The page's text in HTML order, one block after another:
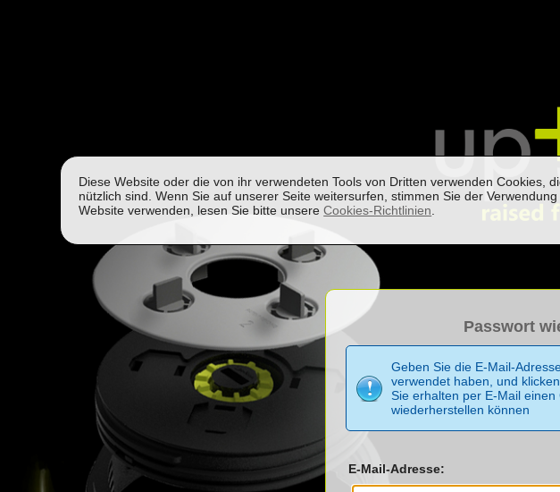
Passwort
Geben Sie die E-Mail-
verwendet haben, und
Sie erhalten per E-Mail
wiederherstellen können
E-Mail-Adresse:
Diese Website oder die von ihr verwendeten Tools von Dritten verwenden
nützlich sind. Wenn Sie auf unserer Seite weitersurfen, stimmen Sie der
Website verwenden, lesen Sie bitte unsereCookies-Richtlinien.